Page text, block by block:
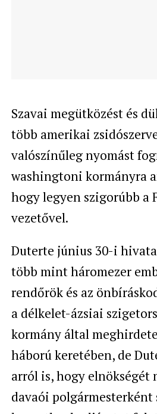
Szavai megütközést és
több amerikai
valószínűleg nyomást
washingtoni kormányra
hogy legyen szigorúbb a
vezetővel.
Duterte június 30-i
több mint háromezer
rendőrök és az
a délkelet-ázsiai
kormány által
háború keretében, de
arról is, hogy elnökségét
davaói